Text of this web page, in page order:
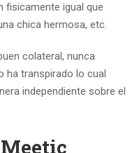
fisicamente igual que
chica hermosa, etc.
colateral, nunca
ha transpirado lo cual
independiente sobre el